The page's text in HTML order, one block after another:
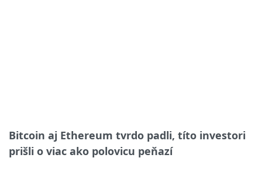
Bitcoin aj Ethereum tvrdo padli, títo investori
prišli o viac ako polovicu peňazí